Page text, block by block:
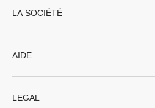
LA SOCIÉTÉ
AIDE
LEGAL